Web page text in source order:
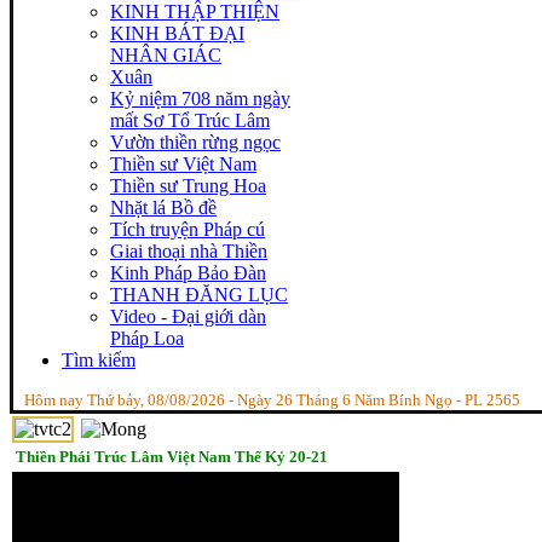
KINH THẬP THIỆN
KINH BÁT ĐẠI
NHÂN GIÁC
Xuân
Kỷ niệm 708 năm ngày
mất Sơ Tổ Trúc Lâm
Vườn thiền rừng ngọc
Thiền sư Việt Nam
Thiền sư Trung Hoa
Nhặt lá Bồ đề
Tích truyện Pháp cú
Giai thoại nhà Thiền
Kinh Pháp Bảo Đàn
THANH ĐĂNG LỤC
Video - Đại giới dàn
Pháp Loa
Tìm kiếm
Hôm nay Thứ bảy, 08/08/2026 - Ngày 26 Tháng 6 Năm Bính Ngọ - PL 2565
Thiền Phái Trúc Lâm Việt Nam Thế Kỷ 20-21